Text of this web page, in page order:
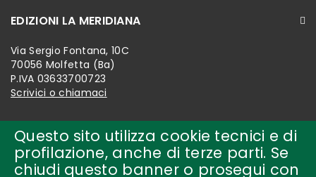
Questo sito utilizza cookie tecnici e di
profilazione, anche di terze parti. Se
chiudi questo banner o prosegui con
EDIZIONI LA MERIDIANA
Via Sergio Fontana, 10C
70056 Molfetta (Ba)
P.IVA 03633700723
Scrivici o chiamaci